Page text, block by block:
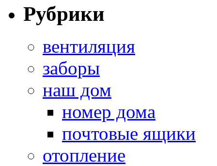
Рубрики
вентиляция
заборы
наш дом
номер дома
почтовые ящики
отопление